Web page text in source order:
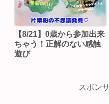
【8/21】0歳から参加出来
ちゃう！正解のない感触
遊び
スポン